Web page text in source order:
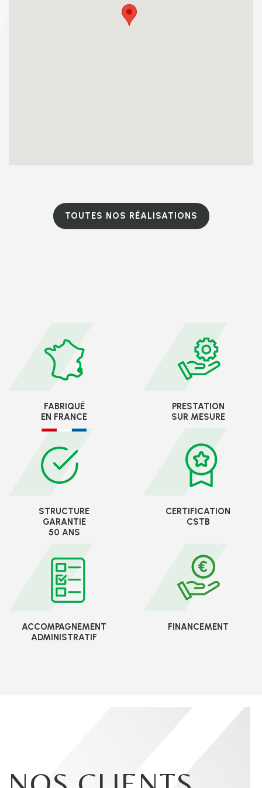
TOUTES NOS RÉALISATIONS
FABRIQUÉ
EN FRANCE
PRESTATION
SUR MESURE
STRUCTURE
GARANTIE
50 ANS
CERTIFICATION
CSTB
ACCOMPAGNEMENT
ADMINISTRATIF
FINANCEMENT